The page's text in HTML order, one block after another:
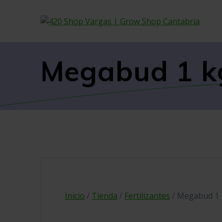
Megabud 1
Inicio / Tienda / Fertilizantes / Megabud 1